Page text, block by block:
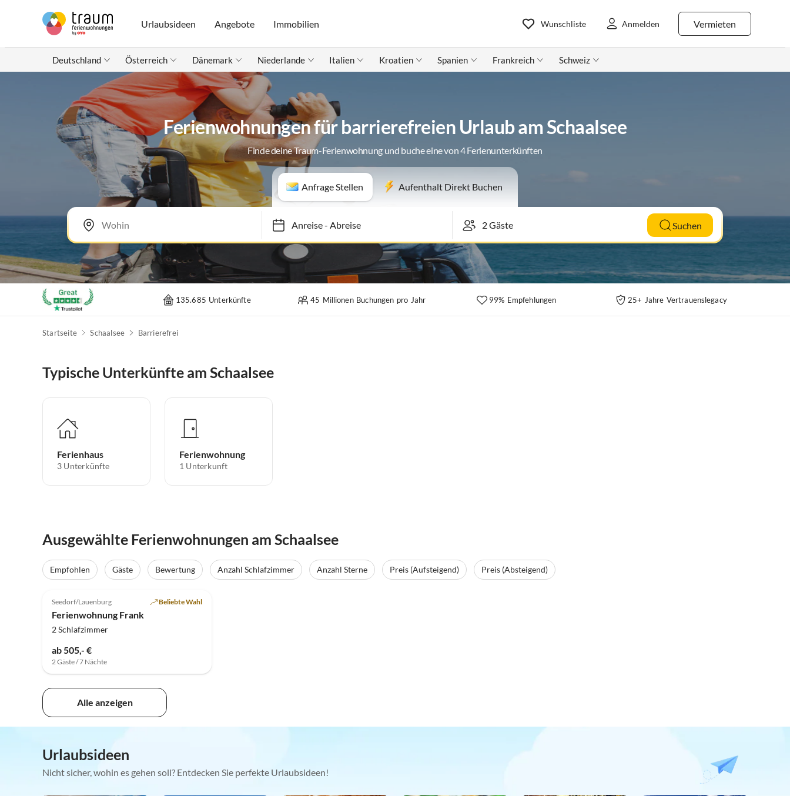
Urlaubsideen Angebote Immobilien Vermieten
Wunschliste Anmelden
Deutschland Österreich Dänemark Niederlande Italien Kroatien Spanien Frankreich Schweiz
Ferienwohnungen für barrierefreien Urlaub am Schaalsee
Finde deine Traum-Ferienwohnung und buche eine von 4 Ferienunterkünften
Anfrage Stellen Aufenthalt Direkt Buchen
Anreise-Abreise Suchen
135.685 Unterkünfte 45 Millionen Buchungen pro Jahr 99% Empfehlungen 25+ Jahre Vertrauenslegacy
Startseite Schaalsee Barrierefrei
Typische Unterkünfte am Schaalsee
Ferienhaus
3 Unterkünfte
Ferienwohnung
1 Unterkunft
Ausgewählte Ferienwohnungen am Schaalsee
Empfohlen Gäste Bewertung Anzahl Schlafzimmer Anzahl Sterne Preis (Aufsteigend) Preis (Absteigend)
Top-Inserat
Seedorf/Lauenburg Beliebte Wahl
Ferienwohnung Frank
2 Schlafzimmer
ab 505,- €
2 Gäste / 7 Nächte
Alle anzeigen
Urlaubsideen
Nicht sicher, wohin es gehen soll? Entdecken Sie perfekte Urlaubsideen!